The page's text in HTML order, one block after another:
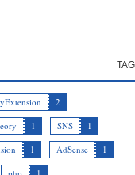
2
1 SNS
1
1 AdSense
1